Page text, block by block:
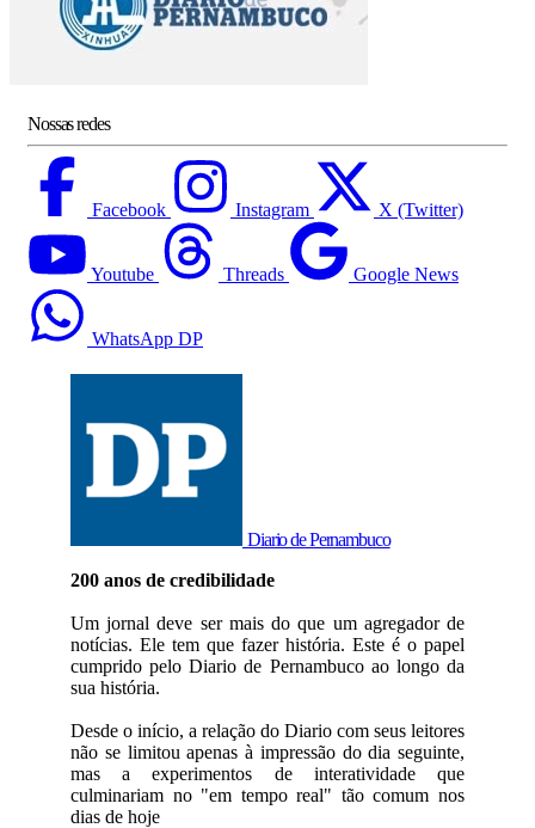
Nossas redes
Facebook Instagram X (Twitter)
Youtube Threads Google News
WhatsApp DP
Diario de Pernambuco
200 anos de credibilidade
Um jornal deve ser mais do que um agregador de
notícias. Ele tem que fazer história. Este é o papel
cumprido pelo Diario de Pernambuco ao longo da
sua história.
Desde o início, a relação do Diario com seus leitores
não se limitou apenas à impressão do dia seguinte,
mas a experimentos de interatividade que
culminariam no "em tempo real" tão comum nos
dias de hoje